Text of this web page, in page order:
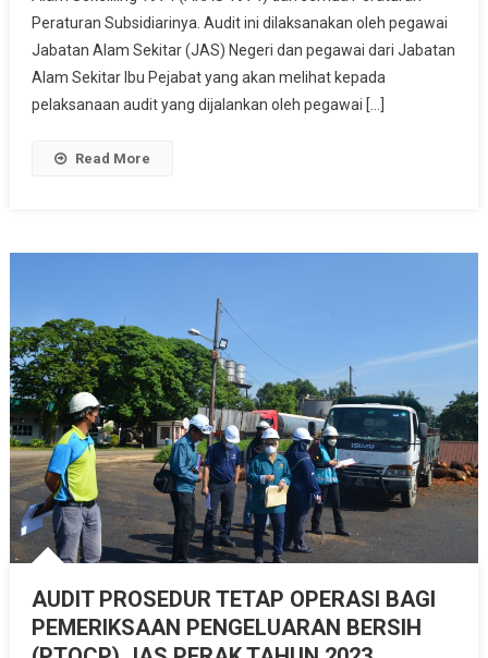
PEMERIKSAAN
PENGELUARAN
BERSIH
(PTOCP)
Peraturan Subsidiarinya. Audit ini dilaksanakan oleh pegawai
Jabatan Alam Sekitar (JAS) Negeri dan pegawai dari Jabatan
Alam Sekitar Ibu Pejabat yang akan melihat kepada
pelaksanaan audit yang dijalankan oleh pegawai […]
Read More
AUDIT PROSEDUR TETAP OPERASI BAGI
PEMERIKSAAN PENGELUARAN BERSIH